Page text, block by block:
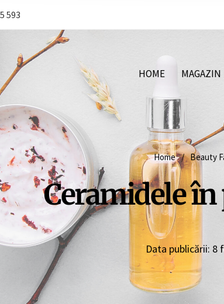
593‬
HOME MAGAZIN
Home / Beauty
Ceramidele
Data publicării: 8